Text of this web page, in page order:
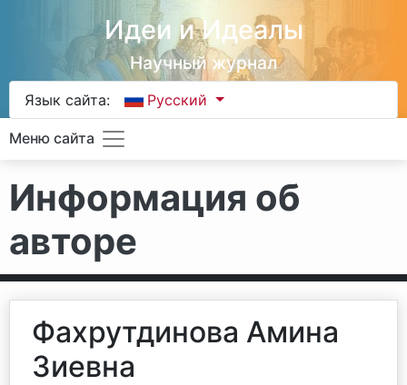
Идеи и Идеалы
Научный журнал
Язык сайта: Русский
Меню сайта
Информация об
авторе
Фахрутдинова Амина
Зиевна